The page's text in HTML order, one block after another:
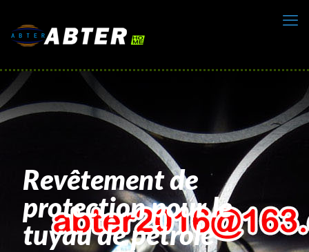
Revêtement de
protection pour le
tuyau de pétrole